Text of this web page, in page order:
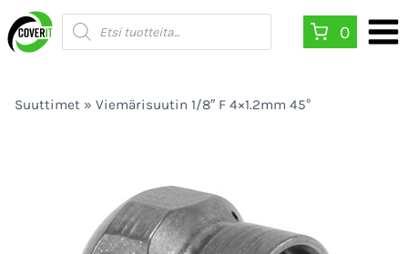
Siirry
sisältöön
Products
search
0
Suuttimet » Viemärisuutin 1/8″ F 4×1.2mm 45°